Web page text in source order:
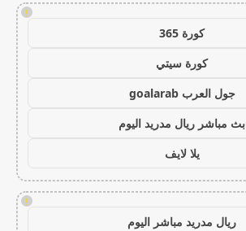
!
كورة 365
كورة سيتي
جول العرب goalarab
بث مباشر ريال مدريد اليوم
يلا لايف
!
ريال مدريد مباشر اليوم